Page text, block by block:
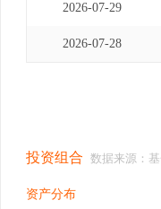
2026-07-29
2026-07-28
投资组合 数据来源：
资产分布